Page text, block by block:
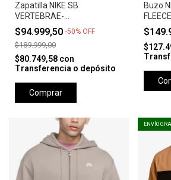
Zapatilla NIKE SB
VERTEBRAE-
ADOBE/EARTH/NOBLE
RED/MELON TINT
$94.999,50 -50% OFF
$189.999,00
$80.749,58 con
Transferencia o depósito
Comprar
Buzo
ENVÍO